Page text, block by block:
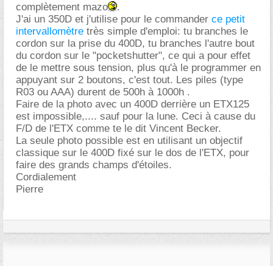
complètement mazo
.
J'ai un 350D et j'utilise pour le commander ce petit
intervallomètre très simple d'emploi: tu branches le
cordon sur la prise du 400D, tu branches l'autre bout
du cordon sur le "pocketshutter", ce qui a pour effet
de le mettre sous tension, plus qu'à le programmer en
appuyant sur 2 boutons, c'est tout. Les piles (type
R03 ou AAA) durent de 500h à 1000h .
Faire de la photo avec un 400D derrière un ETX125
est impossible,.... sauf pour la lune. Ceci à cause du
F/D de l'ETX comme te le dit Vincent Becker.
La seule photo possible est en utilisant un objectif
classique sur le 400D fixé sur le dos de l'ETX, pour
faire des grands champs d'étoiles.
Cordialement
Pierre